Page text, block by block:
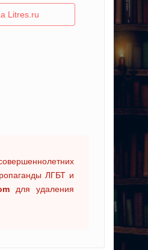
Litres.ru
ЛГБТ и
для удаления